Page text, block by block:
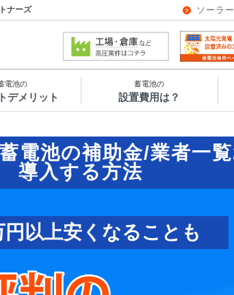
ナーズ ソーラ
電池の
デメリット
蓄電池の
設置費用は？
電池の補助金/業者一覧
導入する方法
円以上安くなることも